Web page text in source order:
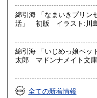
綿引海 「なまいきプリン
活」 初版 イラスト:川
綿引海 「いじめっ娘ペ
太郎 マドンナメイト文
全ての新着情報